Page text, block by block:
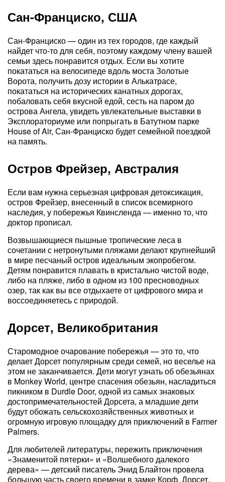
Сан-Франциско, США
Сан-Франциско — один из тех городов, где каждый
найдет что-то для себя, поэтому каждому члену вашей
семьи здесь понравится отдых. Если вы хотите
покататься на велосипеде вдоль моста Золотые
Ворота, получить дозу истории в Алькатрасе,
покататься на исторических канатных дорогах,
побаловать себя вкусной едой, сесть на паром до
острова Ангела, увидеть увлекательные выставки в
Эксплораториуме или попрыгать в Батутном парке
House of Air, Сан-Франциско будет семейной поездкой
на память.
Остров Фрейзер, Австралия
Если вам нужна серьезная цифровая детоксикация,
остров Фрейзер, внесенный в список всемирного
наследия, у побережья Квинсленда — именно то, что
доктор прописал.
Возвышающиеся пышные тропические леса в
сочетании с нетронутыми пляжами делают крупнейший
в мире песчаный остров идеальным экопробегом.
Детям понравится плавать в кристально чистой воде,
либо на пляже, либо в одном из 100 пресноводных
озер, так как вы все отдыхаете от цифрового мира и
воссоединяетесь с природой.
Дорсет, Великобритания
Старомодное очарование побережья — это то, что
делает Дорсет популярным среди семей, но веселье на
этом не заканчивается. Дети могут узнать об обезьянах
в Monkey World, центре спасения обезьян, насладиться
пикником в Durdle Door, одной из самых знаковых
достопримечательностей Дорсета, а младшие дети
будут обожать сельскохозяйственных животных и
огромную игровую площадку для приключений в Farmer
Palmers.
Для любителей литературы, пережить приключения
«Знаменитой пятерки» и «Волшебного далекого
дерева» — детский писатель Энид Блайтон провела
большую часть своего времени в замке Корф, Дорсет,